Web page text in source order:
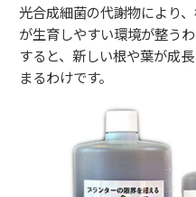
光合成細菌の代謝物により
が生育しやすい環境が整うわ
すると、新しい根や葉が成
まるわけです。